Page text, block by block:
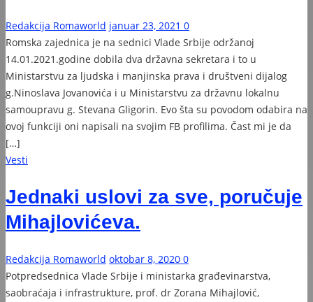
Redakcija Romaworld januar 23, 2021 0
Romska zajednica je na sednici Vlade Srbije održanoj
14.01.2021.godine dobila dva državna sekretara i to u
Ministarstvu za ljudska i manjinska prava i društveni dijalog
g.Ninoslava Jovanovića i u Ministarstvu za državnu lokalnu
samoupravu g. Stevana Gligorin. Evo šta su povodom odabira na
ovoj funkciji oni napisali na svojim FB profilima. Čast mi je da
[…]
Vesti
Jednaki uslovi za sve, poručuje
Mihajlovićeva.
Redakcija Romaworld oktobar 8, 2020 0
Potpredsednica Vlade Srbije i ministarka građevinarstva,
saobraćaja i infrastrukture, prof. dr Zorana Mihajlović,